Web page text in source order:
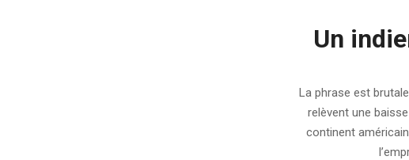
Un
La phrase est
relèvent une
continent